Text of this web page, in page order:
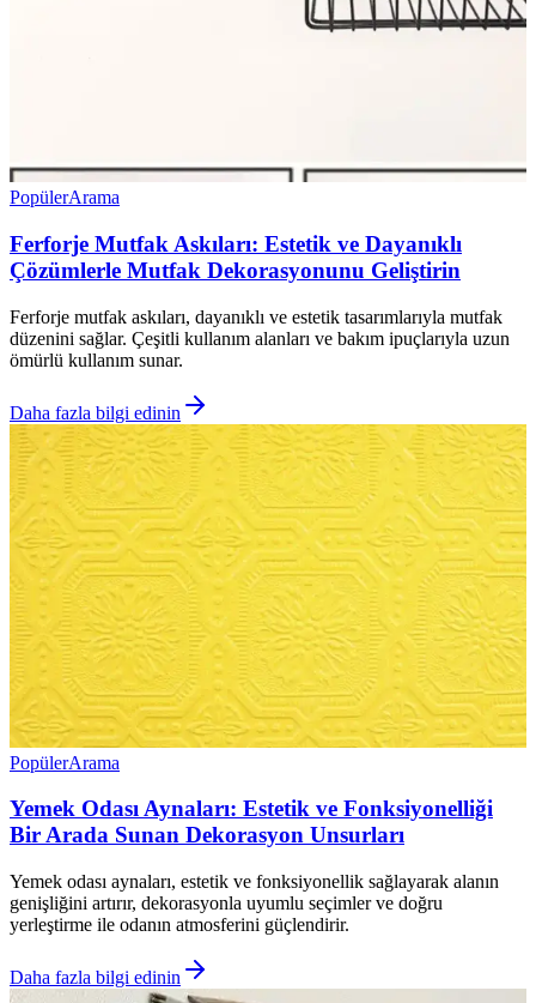
PopülerArama
Ferforje Mutfak Askıları: Estetik ve Dayanıklı
Çözümlerle Mutfak Dekorasyonunu Geliştirin
Ferforje mutfak askıları, dayanıklı ve estetik tasarımlarıyla mutfak
düzenini sağlar. Çeşitli kullanım alanları ve bakım ipuçlarıyla uzun
ömürlü kullanım sunar.
Daha fazla bilgi edinin
PopülerArama
Yemek Odası Aynaları: Estetik ve Fonksiyonelliği
Bir Arada Sunan Dekorasyon Unsurları
Yemek odası aynaları, estetik ve fonksiyonellik sağlayarak alanın
genişliğini artırır, dekorasyonla uyumlu seçimler ve doğru
yerleştirme ile odanın atmosferini güçlendirir.
Daha fazla bilgi edinin